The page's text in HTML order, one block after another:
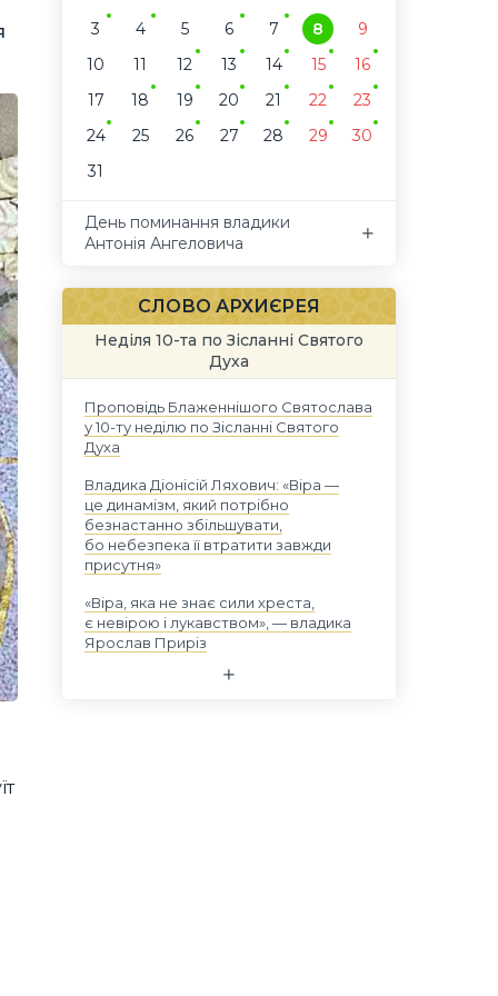
3
4 5 6 7 8
9
10
11 12 13 14 15
16
17
18 19 20 21 22
23
24
25 26 27 28 29
30
31
День поминання владики
Антонія Ангеловича
СЛОВО АРХИЄРЕЯ
Неділя 10-та по Зісланні Святого
Духа
Проповідь Блаженнішого Святослава
у 10-ту неділю по Зісланні Святого
Духа
Владика Діонісій Ляхович: «Віра —
це динамізм, який потрібно
безнастанно збільшувати,
бо небезпека її втратити завжди
присутня»
«Віра, яка не знає сили хреста,
є невірою і лукавством», — владика
Ярослав Приріз